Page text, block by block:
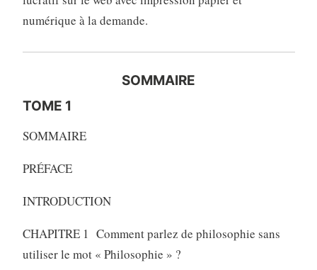
numérique à la demande.
SOMMAIRE
TOME 1
SOMMAIRE
PRÉFACE
INTRODUCTION
CHAPITRE 1 Comment parlez de philosophie sans
utiliser le mot « Philosophie » ?